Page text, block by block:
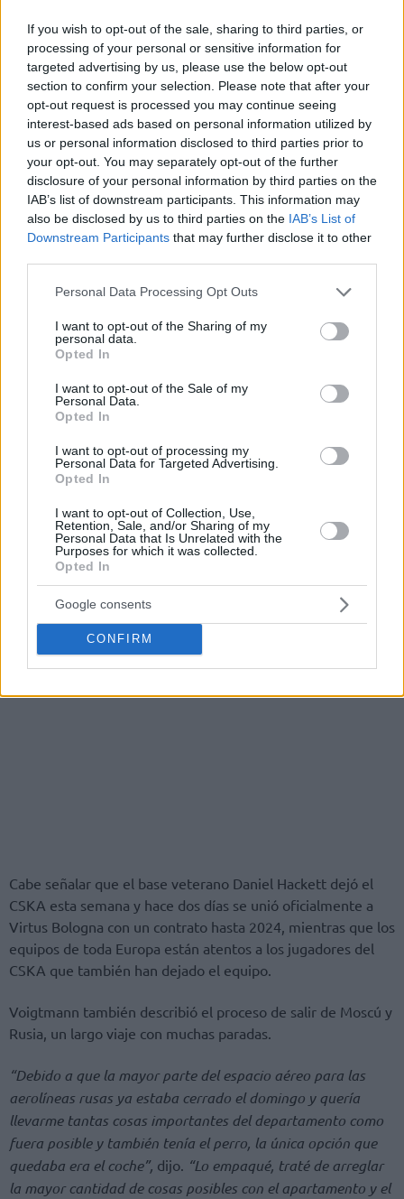
If you wish to opt-out of the sale, sharing to third parties, or
processing of your personal or sensitive information for
targeted advertising by us, please use the below opt-out
section to confirm your selection. Please note that after your
opt-out request is processed you may continue seeing
interest-based ads based on personal information utilized by
us or personal information disclosed to third parties prior to
your opt-out. You may separately opt-out of the further
disclosure of your personal information by third parties on the
IAB’s list of downstream participants. This information may
also be disclosed by us to third parties on the IAB’s List of
Downstream Participants that may further disclose it to other
Please note that this website/app uses one or more Google
not limited to your visit or usage behaviour. You may click to
grant or deny consent to Google and its third-party tags to
use your data for below specified purposes in below Google
consent section.
Personal Data Processing Opt Outs
I want to opt-out of the Sharing of my
personal data.
Opted In
I want to opt-out of the Sale of my
Personal Data.
Opted In
I want to opt-out of processing my
Personal Data for Targeted Advertising.
Opted In
I want to opt-out of Collection, Use,
Retention, Sale, and/or Sharing of my
Personal Data that Is Unrelated with the
Purposes for which it was collected.
Opted In
Google consents
CONFIRM
“Hay que aclarar las cosas contractuales, sigo bajo contrato
con elCSKAhasta el verano de 2023. Por supuesto, me
gustaría volver a jugar lo antes posible. Para entonces
quiero estar en plena forma nuevamente. Es difícil, aunque
la guerra termine pronto, no todo vuelve a la normalidad
repentinamente. Por lo tanto, mi agente está tratando de
encontrar una buena solución para mi situación contractual
con los entrenadores del CSKA. Sin embargo, no hay
precedentes para la situación actual, este es un territorio
nuevo para todos”.
Cabe señalar que el base veterano Daniel Hackett dejó el
CSKA esta semana y hace dos días se unió oficialmente a
Virtus Bologna con un contrato hasta 2024, mientras que los
equipos de toda Europa están atentos a los jugadores del
CSKA que también han dejado el equipo.
Voigtmann también describió el proceso de salir de Moscú y
Rusia, un largo viaje con muchas paradas.
“Debido a que la mayor parte del espacio aéreo para las
aerolíneas rusas ya estaba cerrado el domingo y quería
llevarme tantas cosas importantes del departamento como
fuera posible y también tenía el perro, la única opción que
quedaba era el coche”, dijo. “Lo empaqué, traté de arreglar
la mayor cantidad de cosas posibles con el apartamento y el